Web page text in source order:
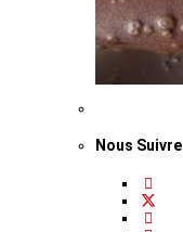
Nous Suivre